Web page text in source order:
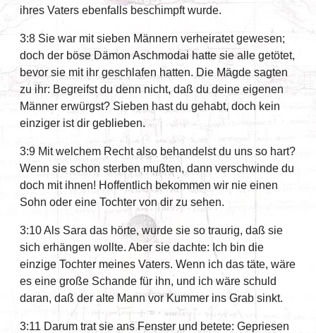
ihres Vaters ebenfalls beschimpft wurde.
3:8 Sie war mit sieben Männern verheiratet gewesen;
doch der böse Dämon Aschmodai hatte sie alle getötet,
bevor sie mit ihr geschlafen hatten. Die Mägde sagten
zu ihr: Begreifst du denn nicht, daß du deine eigenen
Männer erwürgst? Sieben hast du gehabt, doch kein
einziger ist dir geblieben.
3:9 Mit welchem Recht also behandelst du uns so hart?
Wenn sie schon sterben mußten, dann verschwinde du
doch mit ihnen! Hoffentlich bekommen wir nie einen
Sohn oder eine Tochter von dir zu sehen.
3:10 Als Sara das hörte, wurde sie so traurig, daß sie
sich erhängen wollte. Aber sie dachte: Ich bin die
einzige Tochter meines Vaters. Wenn ich das täte, wäre
es eine große Schande für ihn, und ich wäre schuld
daran, daß der alte Mann vor Kummer ins Grab sinkt.
3:11 Darum trat sie ans Fenster und betete: Gepriesen